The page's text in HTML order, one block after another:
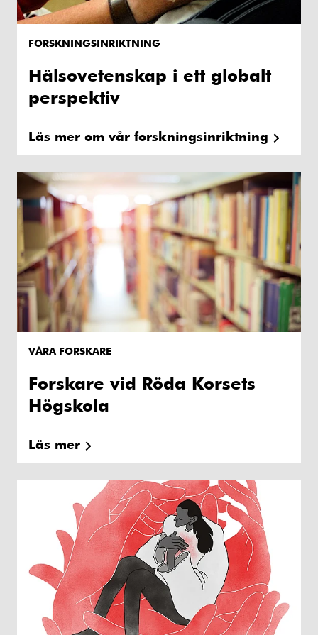
FORSKNINGSINRIKTNING
Hälsovetenskap i ett globalt
perspektiv
Läs mer om vår forskningsinriktning
VÅRA FORSKARE
Forskare vid Röda Korsets
Högskola
Läs mer